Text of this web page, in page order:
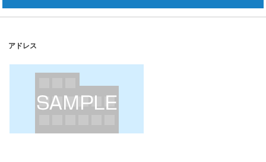
アドレス